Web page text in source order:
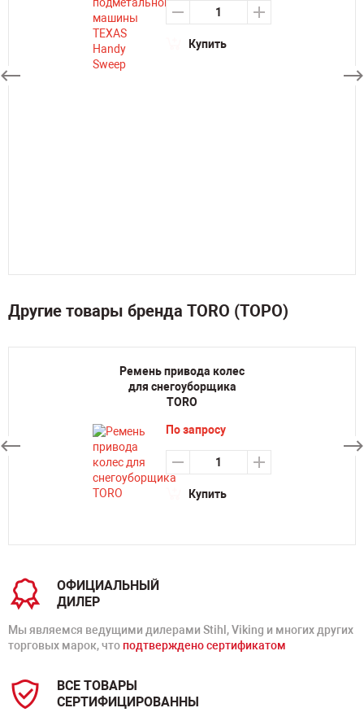
Купить
Другие товары бренда TORO (ТОРО)
Ремень привода колес
для снегоуборщика
TORO
По запросу
Купить
ОФИЦИАЛЬНЫЙ
ДИЛЕР
Мы являемся ведущими дилерами Stihl, Viking и многих других
торговых марок, что подтверждено сертификатом
ВСЕ ТОВАРЫ
СЕРТИФИЦИРОВАННЫ